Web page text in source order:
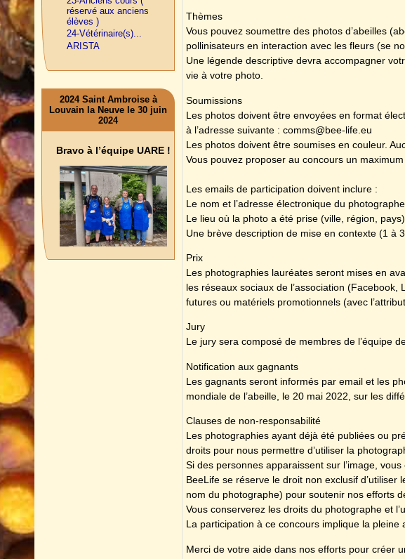
Thèmes
Vous pouvez soumettre des photos d’abeilles
pollinisateurs en interaction avec les fleurs (se
Une légende descriptive devra accompagner
vie à votre photo.
Soumissions
Les photos doivent être envoyées en format
à l’adresse suivante : comms@bee-life.eu
Les photos doivent être soumises en couleur.
Vous pouvez proposer au concours un maximum
Les emails de participation doivent inclure :
Le nom et l’adresse électronique du photographe
Le lieu où la photo a été prise (ville, région, pays)
Une brève description de mise en contexte (1 à
Prix
Les photographies lauréates seront mises en
les réseaux sociaux de l’association
futures ou matériels promotionnels (avec
Jury
Le jury sera composé de membres de l’équipe
Notification aux gagnants
Les gagnants seront informés par email et les
mondiale de l’abeille, le 20 mai 2022, sur les
Clauses de non-responsabilité
Les photographies ayant déjà été publiées ou
droits pour nous permettre d’utiliser la
Si des personnes apparaissent sur l’image,
BeeLife se réserve le droit non exclusif
nom du photographe) pour soutenir nos efforts
Vous conserverez les droits du photographe et
La participation à ce concours implique la pleine
Merci de votre aide dans nos efforts pour créer
réservé aux anciens
élèves )
24-Vétérinaire(s)...
ARISTA
2024 Saint Ambroise à
Louvain la Neuve le 30 juin
2024
Bravo à l’équipe UARE !